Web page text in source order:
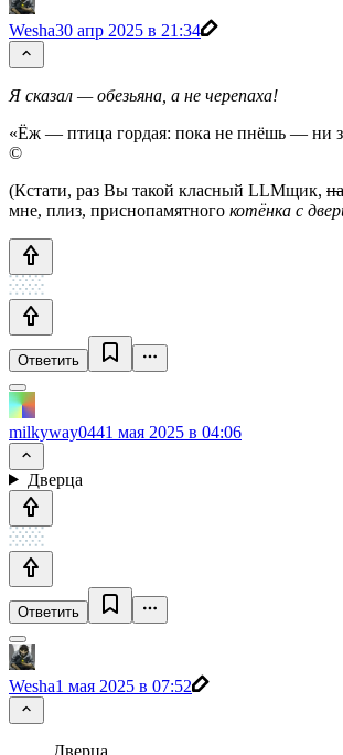
Wesha30 апр 2025 в 21:34
Я сказал — обезьяна, а не черепаха!
«Ёж — птица гордая: пока не пнёшь — ни
©
(Кстати, раз Вы такой класный LLMщик,
мне, плиз, приснопамятного котёнка с
Ответить
milkyway0441 мая 2025 в 04:06
Дверца
Ответить
Wesha1 мая 2025 в 07:52
Дверца